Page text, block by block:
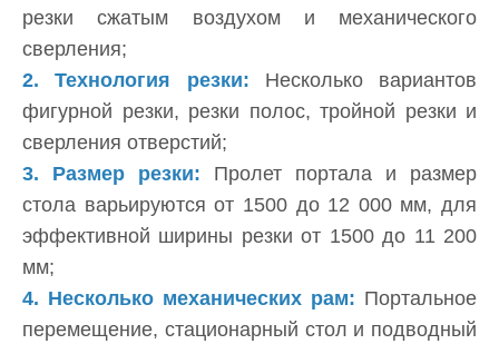
резки сжатым воздухом и механического
сверления;
2.
Технология резки: Несколько вариантов
фигурной резки, резки полос, тройной резки и
сверления отверстий;
3.
Размер резки: Пролет портала и размер
стола варьируются от 1500 до 12 000 мм, для
эффективной ширины резки от 1500 до 11 200
мм;
4. Несколько механических рам: Портальное
перемещение, стационарный стол и подводный